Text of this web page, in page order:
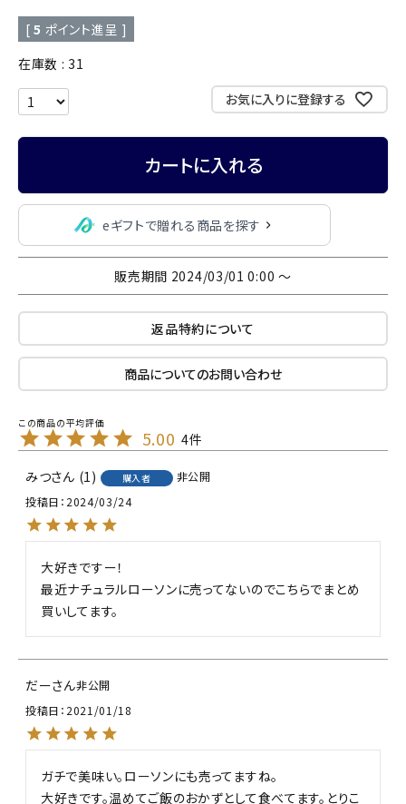
[ 5 ポイント進呈 ]
在庫数
31
お気に入りに登録する
カートに入れる
eギフトで贈れる商品を探す
販売期間 2024/03/01 0:00 〜
返品特約について
商品についてのお問い合わせ
5.00 4
みつ 1 購入者
非公開
投稿日 2024/03/24
大好きですー！
最近ナチュラルローソンに売ってないのでこちらでまとめ
買いしてます。
だー
非公開
投稿日 2021/01/18
ガチで美味い。ローソンにも売ってますね。
大好きです。温めてご飯のおかずとして食べてます。とりこ